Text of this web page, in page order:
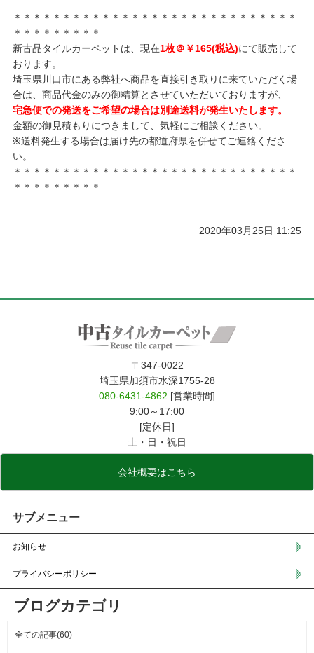
＊＊＊＊＊＊＊＊＊＊＊＊＊＊＊＊＊＊＊＊＊＊＊＊＊＊＊＊＊
＊＊＊＊＊＊＊＊＊
新古品タイルカーペットは、現在1枚＠￥165(税込)にて販売して
おります。
埼玉県川口市にある弊社へ商品を直接引き取りに来ていただく場
合は、商品代金のみの御精算とさせていただいておりますが、
宅急便での発送をご希望の場合は別途送料が発生いたします。
金額の御見積もりにつきまして、気軽にご相談ください。
※送料発生する場合は届け先の都道府県を併せてご連絡くださ
い。
＊＊＊＊＊＊＊＊＊＊＊＊＊＊＊＊＊＊＊＊＊＊＊＊＊＊＊＊＊
＊＊＊＊＊＊＊＊＊
2020年03月25日 11:25
〒347-0022
埼玉県加須市水深1755-28
080-6431-4862 [営業時間]
9:00～17:00
[定休日]
土・日・祝日
会社概要はこちら
サブメニュー
お知らせ
プライバシーポリシー
ブログカテゴリ
全ての記事(60)